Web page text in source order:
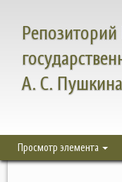
Репозиторий
А. С. Пушкина
Просмотр элемента